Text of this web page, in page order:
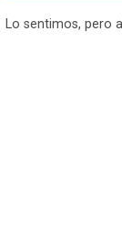
Lo sentimos, pero